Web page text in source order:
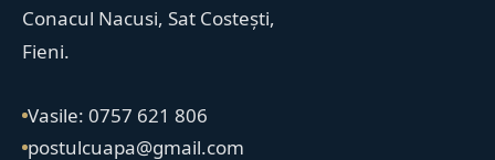
Conacul Nacusi, Sat Costești,
Fieni.
Vasile: 0757 621 806
postulcuapa@gmail.com